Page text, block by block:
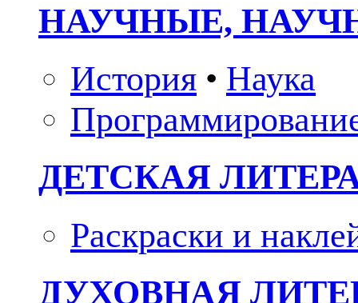
НАУЧНЫЕ,
История • Наука
ДЕТСКАЯ
Раскраски и
ДУХОВНАЯ